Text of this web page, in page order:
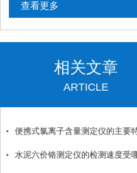
查看更多
相关文章
ARTICLE